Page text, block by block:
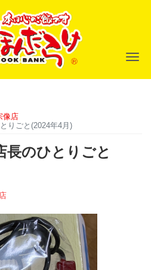
ナ
像店
りごと(2024年4月)
長のひとりごと